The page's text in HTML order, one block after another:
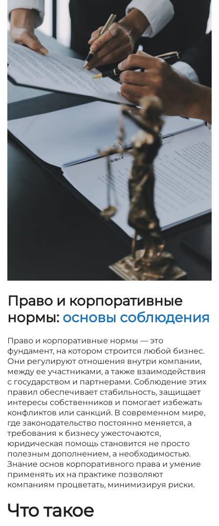
Право и корпоративные
нормы: основы соблюдения
Право и корпоративные нормы — это
фундамент, на котором строится любой бизнес.
Они регулируют отношения внутри компании,
между ее участниками, а также взаимодействия
с государством и партнерами. Соблюдение этих
правил обеспечивает стабильность, защищает
интересы собственников и помогает избежать
конфликтов или санкций. В современном мире,
где законодательство постоянно меняется, а
требования к бизнесу ужесточаются,
юридическая помощь становится не просто
полезным дополнением, а необходимостью.
Знание основ корпоративного права и умение
применять их на практике позволяют
компаниям процветать, минимизируя риски.
Что такое